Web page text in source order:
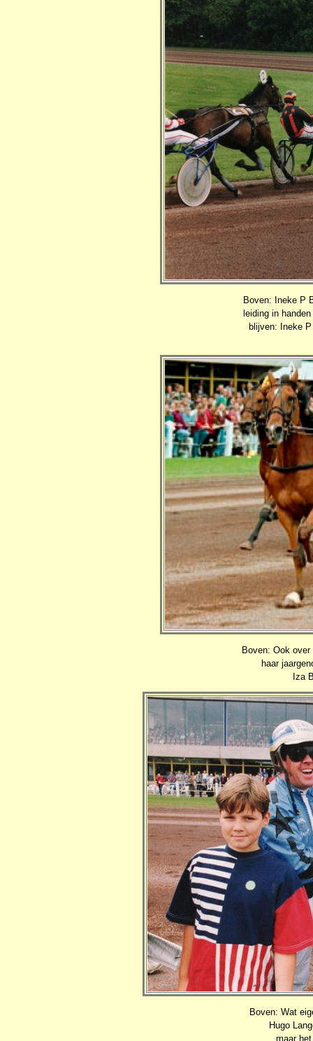
Boven: Ineke P
leiding in
blijven: Ineke
Boven: Ook
haar
Iza
Boven: Wat
Hugo
maar